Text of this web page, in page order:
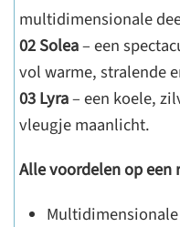
multidimensionale
02 Solea– een
vol warme, stralende
03 Lyra– een koele,
vleugje maanlicht.
Alle voordelen op een